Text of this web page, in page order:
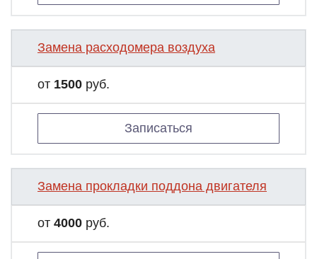
Замена расходомера воздуха
от 1500 руб.
Записаться
Замена прокладки поддона двигателя
от 4000 руб.